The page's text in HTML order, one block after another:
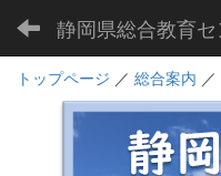
トップページ ／ 総合案内 ／